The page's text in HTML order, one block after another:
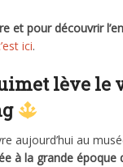
et pour découvrir
ici.
lève le
aujourd’hui au
à la grande époque